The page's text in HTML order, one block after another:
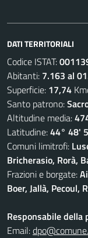
DATI TERRITORIALI
Codice ISTAT:
Abitanti: 7.163 al
Superficie: 17,74
Santo patrono:
Altitudine media:
Latitudine:44° 48'
Comuni limitrofi:
Bricherasio, Rorà,
Frazioni e borgate:
Boer, Jallà, Pecoul,
Responsabile della
Email: